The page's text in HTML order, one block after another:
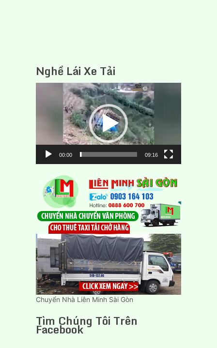
Nghề Lái Xe Tải
00:00 09:16
Chuyển Nhà Liên Minh Sài Gòn
Tìm Chúng Tôi Trên
Facebook